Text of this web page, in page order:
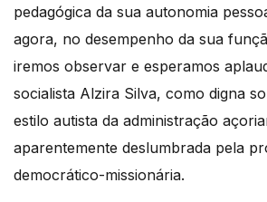
pedagógica da sua autonomia
agora, no desempenho da sua
iremos observar e esperamos
socialista Alzira Silva, como digna
estilo autista da administração
aparentemente deslumbrada pela
democrático-missionária.